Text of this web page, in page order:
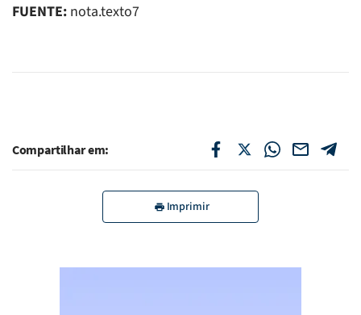
FUENTE: nota.texto7
Compartilhar em:
Imprimir